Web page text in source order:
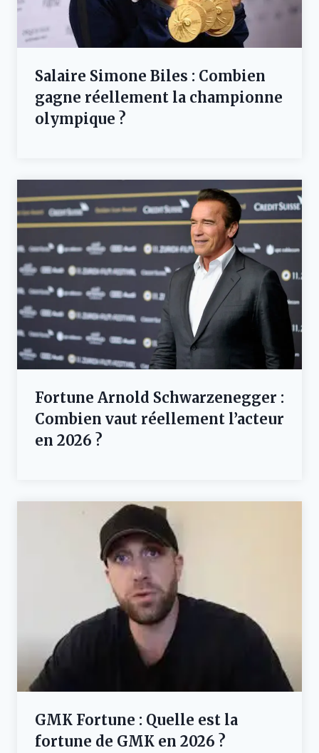
Salaire Simone Biles : Combien
gagne réellement la championne
olympique ?
Fortune Arnold Schwarzenegger :
Combien vaut réellement l’acteur
en 2026 ?
GMK Fortune : Quelle est la
fortune de GMK en 2026 ?